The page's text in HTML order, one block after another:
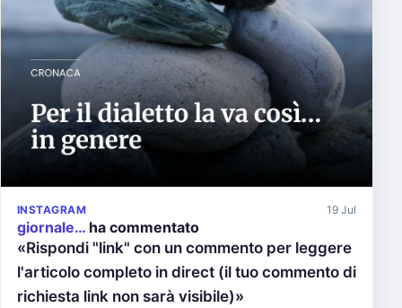
INSTAGRAM 19 Jul
giornale… ha commentato
«Rispondi "link" con un commento per leggere
l'articolo completo in direct (il tuo commento di
richiesta link non sarà visibile)»